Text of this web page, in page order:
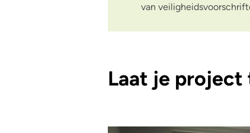
van
Laat je project